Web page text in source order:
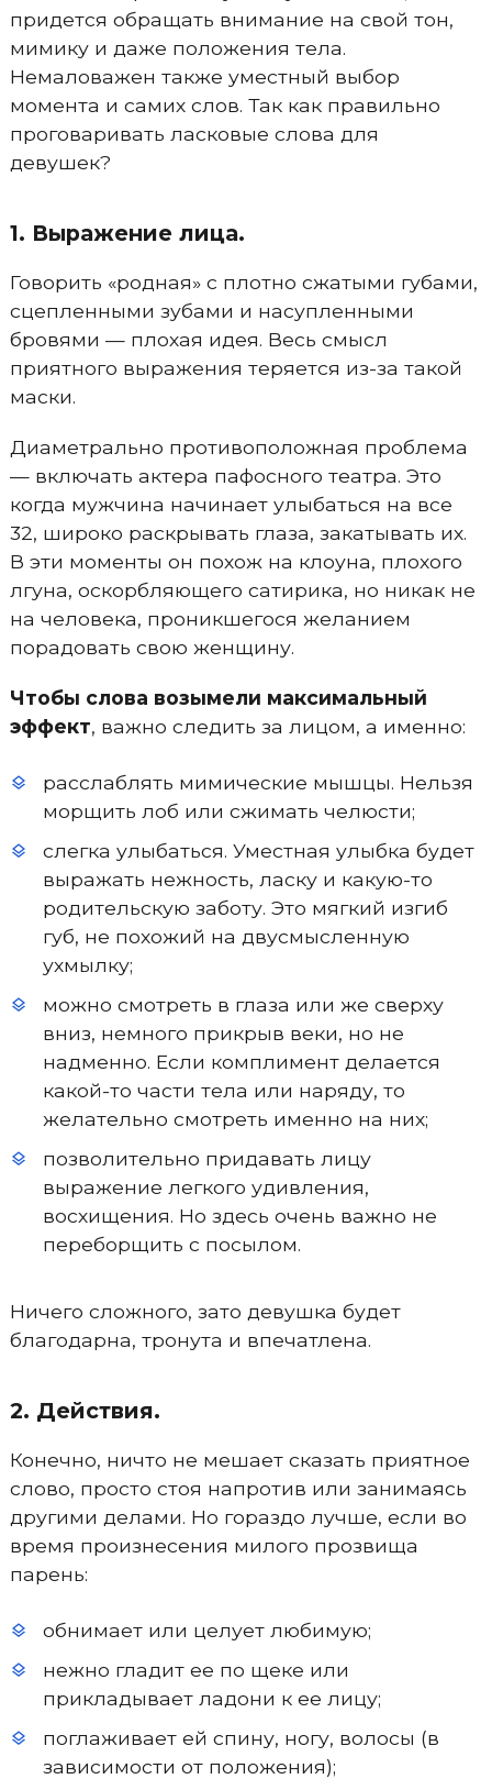
придется обращать внимание на свой тон,
мимику и даже положения тела.
Немаловажен также уместный выбор
момента и самих слов. Так как правильно
проговаривать ласковые слова для
девушек?
1. Выражение лица.
Говорить «родная» с плотно сжатыми губами,
сцепленными зубами и насупленными
бровями — плохая идея. Весь смысл
приятного выражения теряется из-за такой
маски.
Диаметрально противоположная проблема
— включать актера пафосного театра. Это
когда мужчина начинает улыбаться на все
32, широко раскрывать глаза, закатывать их.
В эти моменты он похож на клоуна, плохого
лгуна, оскорбляющего сатирика, но никак не
на человека, проникшегося желанием
порадовать свою женщину.
Чтобы слова возымели максимальный
эффект, важно следить за лицом, а именно:
расслаблять мимические мышцы. Нельзя
морщить лоб или сжимать челюсти;
слегка улыбаться. Уместная улыбка будет
выражать нежность, ласку и какую-то
родительскую заботу. Это мягкий изгиб
губ, не похожий на двусмысленную
ухмылку;
можно смотреть в глаза или же сверху
вниз, немного прикрыв веки, но не
надменно. Если комплимент делается
какой-то части тела или наряду, то
желательно смотреть именно на них;
позволительно придавать лицу
выражение легкого удивления,
восхищения. Но здесь очень важно не
переборщить с посылом.
Ничего сложного, зато девушка будет
благодарна, тронута и впечатлена.
2. Действия.
Конечно, ничто не мешает сказать приятное
слово, просто стоя напротив или занимаясь
другими делами. Но гораздо лучше, если во
время произнесения милого прозвища
парень:
обнимает или целует любимую;
нежно гладит ее по щеке или
прикладывает ладони к ее лицу;
поглаживает ей спину, ногу, волосы (в
зависимости от положения);